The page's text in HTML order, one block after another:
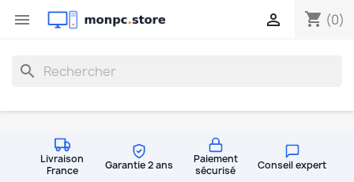
 shopping_cart (0)

search
Livraison
France
Garantie 2 ans
Paiement
sécurisé
Conseil expert